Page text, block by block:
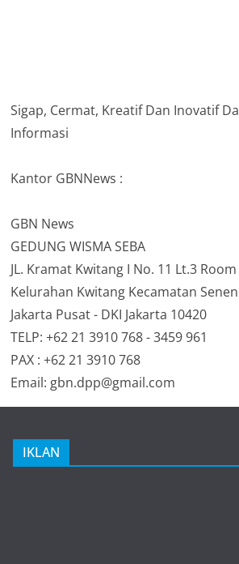
Sigap, Cermat, Kreatif Dan Inovatif
Informasi
Kantor GBNNews :
GBN News
GEDUNG WISMA SEBA
JL. Kramat Kwitang I No. 11 Lt.3
Kelurahan Kwitang Kecamatan Senen
Jakarta Pusat - DKI Jakarta 10420
TELP: +62 21 3910 768 - 3459 961
PAX : +62 21 3910 768
Email: gbn.dpp@gmail.com
IKLAN